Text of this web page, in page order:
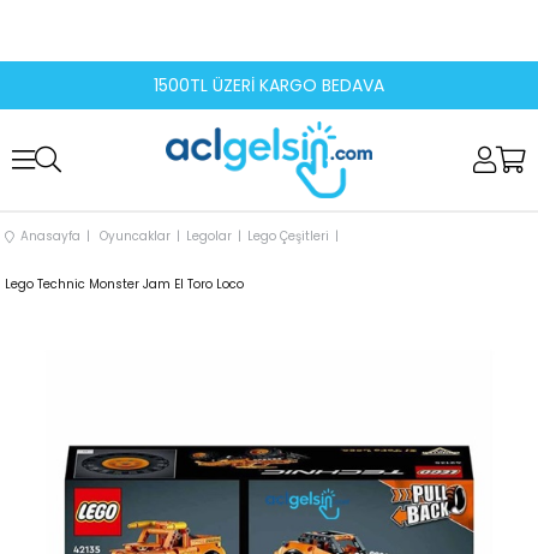
1500TL ÜZERİ KARGO BEDAVA
Anasayfa Oyuncaklar Legolar Lego Çeşitleri
Lego Technic Monster Jam El Toro Loco